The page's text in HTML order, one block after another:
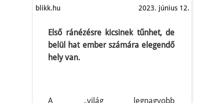
blikk.hu 2023. június 12.
Első ránézésre kicsinek tűnhet, de
belül hat ember számára elegendő
hely van.
A „világ legnagyobb